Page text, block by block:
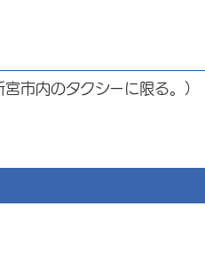
市内のタクシーに限る。）